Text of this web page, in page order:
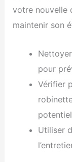
votre nouvelle
maintenir son
pour
Vérifier
Utiliser